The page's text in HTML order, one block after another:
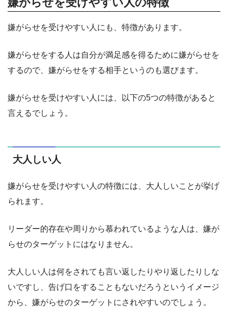
嫌がらせを受けやすい人にも、特徴があります。
嫌がらせをする人は自分が満足感を得るために嫌がらせを
するので、嫌がらせをする相手というのも選びます。
嫌がらせを受けやすい人には、以下の5つの特徴があると
言えるでしょう。
大人しい人
嫌がらせを受けやすい人の特徴には、大人しいことが挙げ
られます。
リーダー的存在や周りから慕われているような人は、嫌が
らせのターゲットにはなりません。
大人しい人は何をされても言い返したりやり返したりしな
いですし、告げ口をすることもないだろうというイメージ
から、嫌がらせのターゲットにされやすいのでしょう。